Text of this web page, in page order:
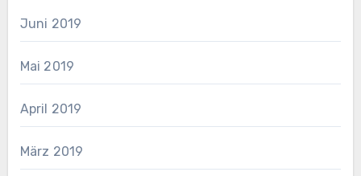
Juni 2019
Mai 2019
April 2019
März 2019